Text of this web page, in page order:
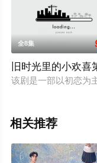
全8集
旧时光里的小欢喜
该剧是一部以初恋为
相关推荐